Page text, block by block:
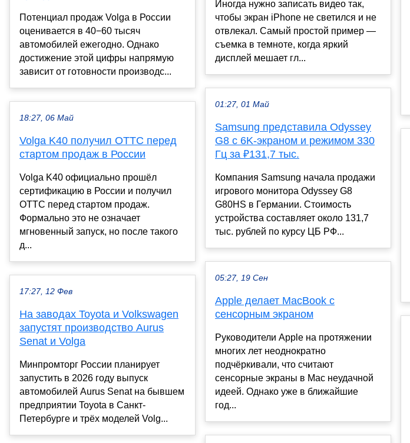
Потенциал продаж Volga в России
оценивается в 40−60 тысяч
автомобилей ежегодно. Однако
достижение этой цифры напрямую
зависит от готовности производс...
18:27, 06 Май
Volga K40 получил ОТТС перед
стартом продаж в России
Volga K40 официально прошёл
сертификацию в России и получил
ОТТС перед стартом продаж.
Формально это не означает
мгновенный запуск, но после такого
д...
17:27, 12 Фев
На заводах Toyota и Volkswagen
запустят производство Aurus
Senat и Volga
Минпромторг России планирует
запустить в 2026 году выпуск
автомобилей Aurus Senat на бывшем
предприятии Toyota в Санкт-
Петербурге и трёх моделей Volg...
Иногда нужно записать видео так,
чтобы экран iPhone не светился и не
отвлекал. Самый простой пример —
съемка в темноте, когда яркий
дисплей мешает гл...
01:27, 01 Май
Samsung представила Odyssey
G8 с 6K-экраном и режимом 330
Гц за ₽131,7 тыс.
Компания Samsung начала продажи
игрового монитора Odyssey G8
G80HS в Германии. Стоимость
устройства составляет около 131,7
тыс. рублей по курсу ЦБ РФ...
05:27, 19 Сен
Apple делает MacBook с
сенсорным экраном
Руководители Apple на протяжении
многих лет неоднократно
подчёркивали, что считают
сенсорные экраны в Mac неудачной
идеей. Однако уже в ближайшие
год...